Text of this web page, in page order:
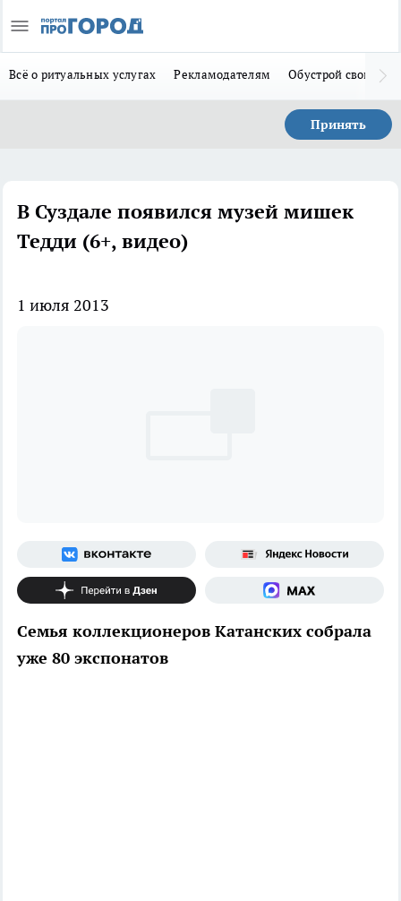
Всё о ритуальных услугах Рекламодателям Обустрой свой дом
Принять
В Суздале появился музей мишек
Тедди (6+, видео)
1 июля 2013
Семья коллекционеров Катанских собрала
уже 80 экспонатов